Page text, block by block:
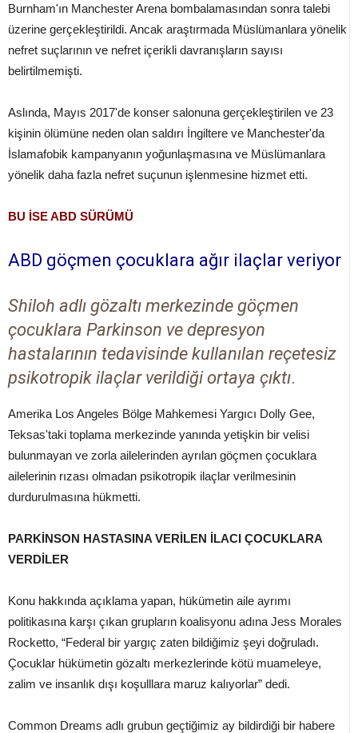
Burnham'ın Manchester Arena bombalamasından sonra talebi
üzerine gerçekleştirildi. Ancak araştırmada Müslümanlara yönelik
nefret suçlarının ve nefret içerikli davranışların sayısı
belirtilmemişti.
Aslında, Mayıs 2017'de konser salonuna gerçekleştirilen ve 23
kişinin ölümüne neden olan saldırı İngiltere ve Manchester'da
İslamafobik kampanyanın yoğunlaşmasına ve Müslümanlara
yönelik daha fazla nefret suçunun işlenmesine hizmet etti.
BU İSE ABD SÜRÜMÜ
ABD göçmen çocuklara ağır ilaçlar veriyor
Shiloh adlı gözaltı merkezinde göçmen
çocuklara Parkinson ve depresyon
hastalarının tedavisinde kullanılan reçetesiz
psikotropik ilaçlar verildiği ortaya çıktı.
Amerika Los Angeles Bölge Mahkemesi Yargıcı Dolly Gee,
Teksas'taki toplama merkezinde yanında yetişkin bir velisi
bulunmayan ve zorla ailelerinden ayrılan göçmen çocuklara
ailelerinin rızası olmadan psikotropik ilaçlar verilmesinin
durdurulmasına hükmetti.
PARKİNSON HASTASINA VERİLEN İLACI ÇOCUKLARA
VERDİLER
Konu hakkında açıklama yapan, hükümetin aile ayrımı
politikasına karşı çıkan grupların koalisyonu adına Jess Morales
Rocketto, “Federal bir yargıç zaten bildiğimiz şeyi doğruladı.
Çocuklar hükümetin gözaltı merkezlerinde kötü muameleye,
zalim ve insanlık dışı koşulllara maruz kalıyorlar” dedi.
Common Dreams adlı grubun geçtiğimiz ay bildirdiği bir habere